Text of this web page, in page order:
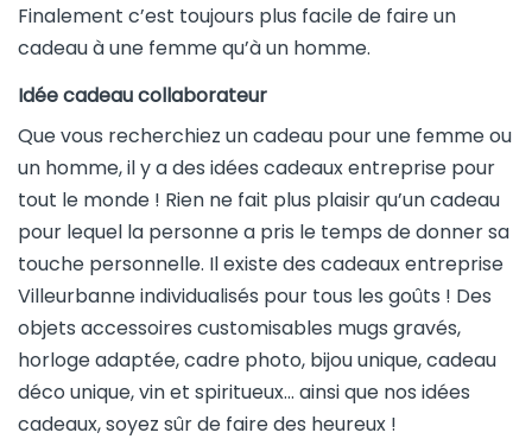
Finalement c’est toujours plus facile de faire un
cadeau à une femme qu’à un homme.
Idée cadeau collaborateur
Que vous recherchiez un cadeau pour une femme ou
un homme, il y a des idées cadeaux entreprise pour
tout le monde ! Rien ne fait plus plaisir qu’un cadeau
pour lequel la personne a pris le temps de donner sa
touche personnelle. Il existe des cadeaux entreprise
Villeurbanne individualisés pour tous les goûts ! Des
objets accessoires customisables mugs gravés,
horloge adaptée, cadre photo, bijou unique, cadeau
déco unique, vin et spiritueux… ainsi que nos idées
cadeaux, soyez sûr de faire des heureux !